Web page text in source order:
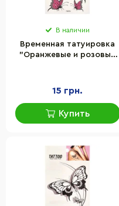
В наличии
Временная татуировка
"Оранжевые и розовые
15 грн.
Купить